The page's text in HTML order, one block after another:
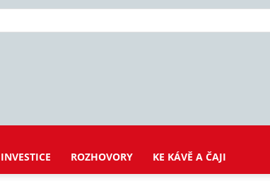
INVESTICE ROZHOVORY KE KÁVĚ A ČAJI